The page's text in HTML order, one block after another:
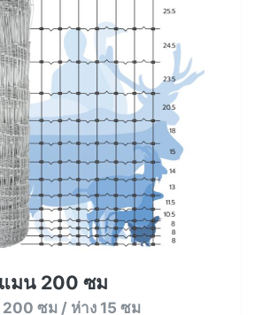
มน 200 ซม
200 ซม / ห่าง 15 ซม